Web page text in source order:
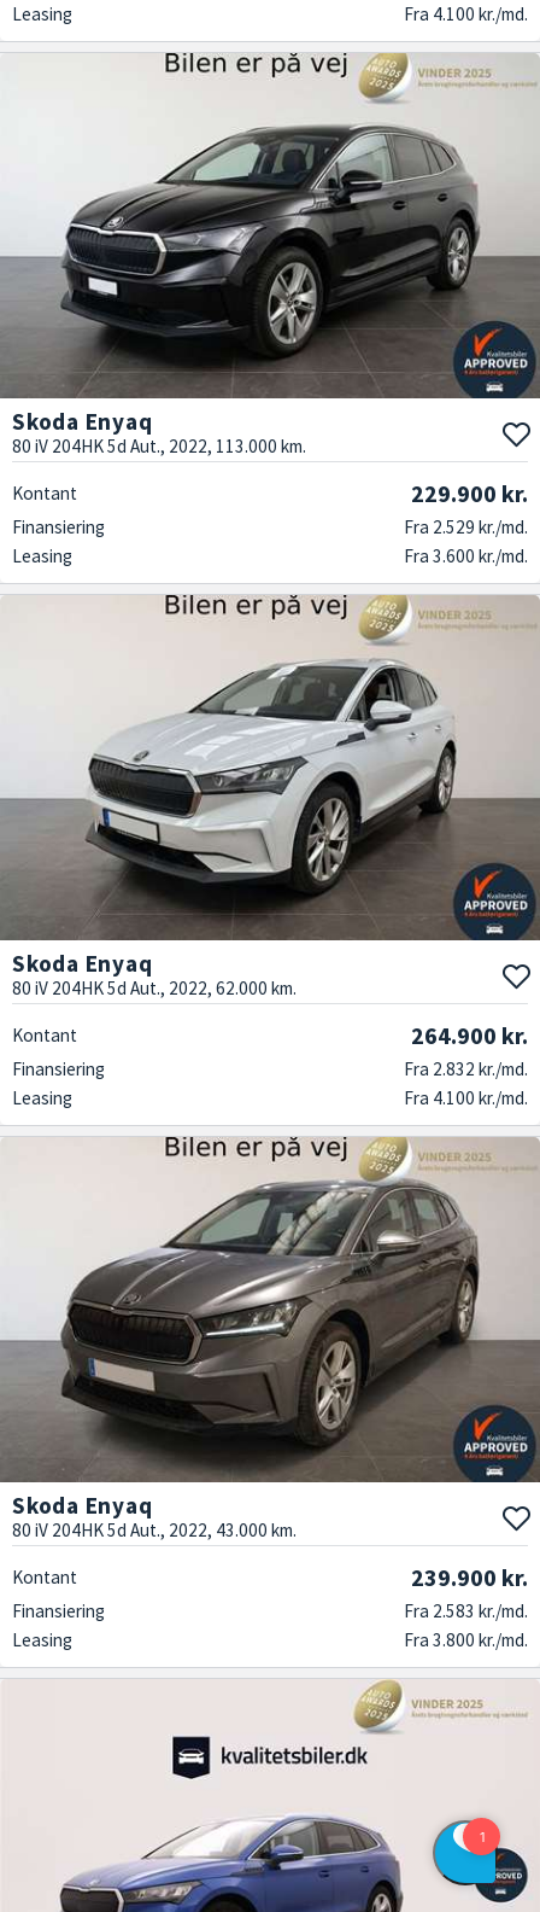
Leasing
Fra 4.100 kr./md.
Skoda Enyaq
80 iV 204HK 5d Aut., 2022, 113.000 km.
Kontant 229.900 kr.
Finansiering
Fra 2.529 kr./md.
Leasing
Fra 3.600 kr./md.
Skoda Enyaq
80 iV 204HK 5d Aut., 2022, 62.000 km.
Kontant 264.900 kr.
Finansiering
Fra 2.832 kr./md.
Leasing
Fra 4.100 kr./md.
Skoda Enyaq
80 iV 204HK 5d Aut., 2022, 43.000 km.
Kontant 239.900 kr.
Finansiering
Fra 2.583 kr./md.
Leasing
Fra 3.800 kr./md.